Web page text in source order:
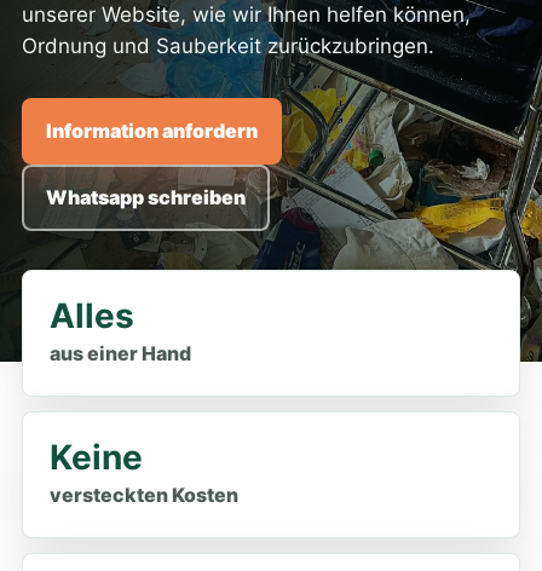
unserer Website, wie wir Ihnen helfen können,
Ordnung und Sauberkeit zurückzubringen.
Information anfordern
Whatsapp schreiben
Alles
aus einer Hand
Keine
versteckten Kosten